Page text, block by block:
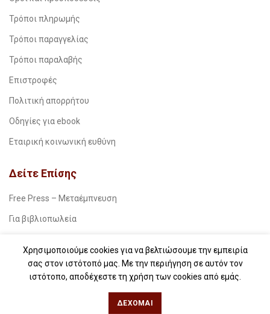
Τρόποι πληρωμής
Τρόποι παραγγελίας
Τρόποι παραλαβής
Επιστροφές
Πολιτική απορρήτου
Οδηγίες για ebook
Εταιρική κοινωνική ευθύνη
Δείτε Επίσης
Free Press – Μεταέμπνευση
Για βιβλιοπωλεία
Για δημοσιογράφους
Για σχολεία
Χρησιμοποιούμε cookies για να βελτιώσουμε την εμπειρία
σας στον ιστότοπό μας. Με την περιήγηση σε αυτόν τον
ιστότοπο, αποδέχεστε τη χρήση των cookies από εμάς.
ΔΈΧΟΜΑΙ